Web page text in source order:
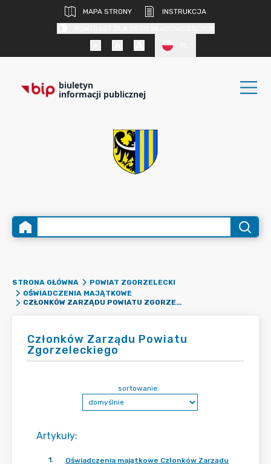
MAPA STRONY
INSTRUKCJA
biuletyn
informacji publicznej
STRONA GŁÓWNA
POWIAT ZGORZELECKI
OŚWIADCZENIA MAJĄTKOWE
CZŁONKÓW ZARZĄDU POWIATU ZGORZELECKIEGO
Członków Zarządu Powiatu
Zgorzeleckiego
Artykuły:
sortowanie:
1.
Oświadczenia majątkowe Członków Zarządu